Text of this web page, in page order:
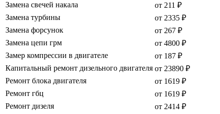
Замена свечей накала
от 211 ₽
Замена турбины
от 2335 ₽
Замена форсунок
от 267 ₽
Замена цепи грм
от 4800 ₽
Замер компрессии в двигателе
от 187 ₽
Капитальный ремонт дизельного двигателя от 23890 ₽
Ремонт блока двигателя
от 1619 ₽
Ремонт гбц
от 1619 ₽
Ремонт дизеля
от 2414 ₽